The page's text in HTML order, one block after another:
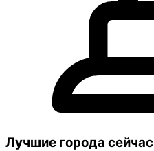
Лучшие города сейчас